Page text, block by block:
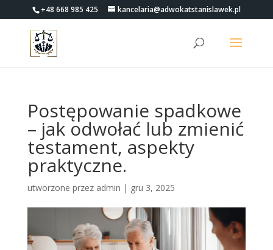
+48 668 985 425 kancelaria@adwokatstanislawek.pl
Postępowanie spadkowe
– jak odwołać lub zmienić
testament, aspekty
praktyczne.
utworzone przez admin | gru 3, 2025